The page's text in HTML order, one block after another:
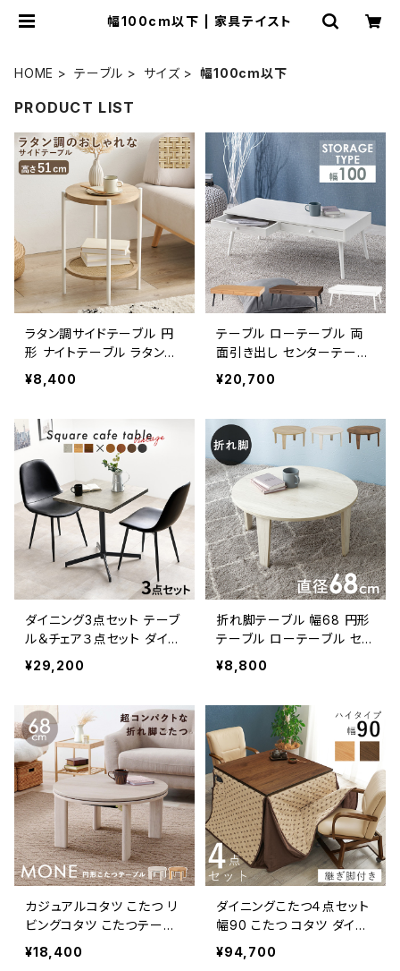
幅100cm以下 | 家具テイスト
HOME テーブル サイズ 幅100cm以下
PRODUCT LIST
ラタン調サイドテーブル 円
形 ナイトテーブル ラタン調
サイドラック ラック 幅39 高
さ51
¥8,400
テーブル ローテーブル 両
面引き出し センターテーブ
ル リビングテーブル 木製
幅100
¥20,700
ダイニング3点セット テーブ
ル＆チェア３点セット ダイニ
ングセット カフェテーブル
書斎 新生活 模様替え
¥29,200
折れ脚テーブル 幅68 円形
テーブル ローテーブル セン
ターテーブル リビングテー
ブル 新生活 模様替え
¥8,800
カジュアルコタツ こたつ リ
ビングコタツ こたつテーブ
ル ローテーブル リビングテ
ーブル 木製 幅68
¥18,400
ダイニングこたつ４点セット
幅90 こたつ コタツ ダイニ
ングチェア こたつテーブル
こたつ布団 新生活 模様替
¥94,700